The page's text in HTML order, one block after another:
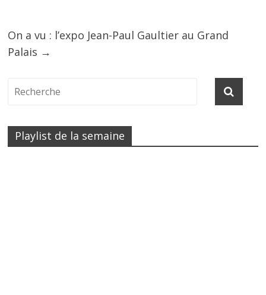
On a vu : l’expo Jean-Paul Gaultier au Grand
Palais →
Playlist de la semaine